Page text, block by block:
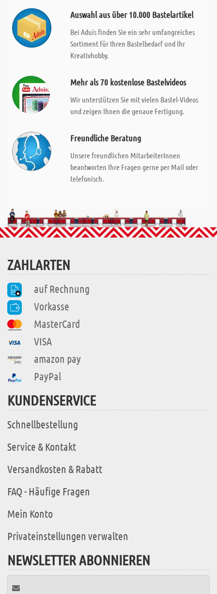
Auswahl aus über 10.000 Bastelartikel
Bei Aduis finden Sie ein sehr umfangreiches
Sortiment für Ihren Bastelbedarf und Ihr
Kreativhobby.
Mehr als 70 kostenlose Bastelvideos
Wir unterstützen Sie mit vielen Bastel-Videos
und zeigen Ihnen die genaue Fertigung.
Freundliche Beratung
Unsere freundlichen MitarbeiterInnen
beantworten Ihre Fragen gerne per Mail oder
telefonisch.
ZAHLARTEN
auf Rechnung
Vorkasse
MasterCard
VISA
amazon pay
PayPal
KUNDENSERVICE
Schnellbestellung
Service & Kontakt
Versandkosten & Rabatt
FAQ - Häufige Fragen
Mein Konto
Privateinstellungen verwalten
NEWSLETTER ABONNIEREN